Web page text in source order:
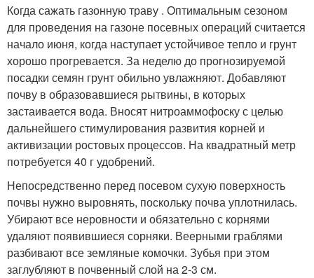
Когда сажать газонную траву . Оптимальным сезоном
для проведения на газоне посевных операций считается
начало июня, когда наступает устойчивое тепло и грунт
хорошо прогревается. За неделю до прогнозируемой
посадки семян грунт обильно увлажняют. Добавляют
почву в образовавшиеся рытвины, в которых
застаивается вода. Вносят нитроаммофоску с целью
дальнейшего стимулирования развития корней и
активизации ростовых процессов. На квадратный метр
потребуется 40 г удобрений.
Непосредственно перед посевом сухую поверхность
почвы нужно выровнять, поскольку почва уплотнилась.
Убирают все неровности и обязательно с корнями
удаляют появившиеся сорняки. Веерными граблями
разбивают все земляные комочки. Зубья при этом
заглубляют в почвенный слой на 2-3 см.